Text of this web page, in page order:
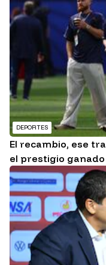
DEPORTES
El recambio, ese
el prestigio ganado